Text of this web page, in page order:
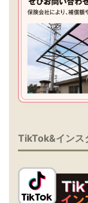
TikTok&インス